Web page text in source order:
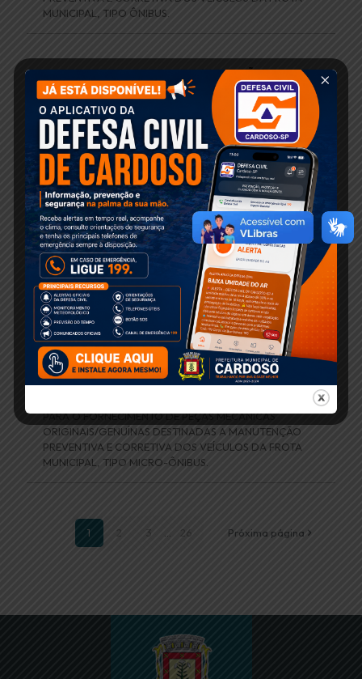
MUNICIPAL, TIPO ÔNIBUS.
Pregão Presencial Nº 058/2025 (SUSPENSÃO)
AVISO DE SUSPENSÃO Comunicamos a SUSPENSÃO da
Licitação modalidade PREGÃO PRESENCIAL DE
REGISTRO DE PREÇOS Nº 058/2025 – PROCESSO Nº
127/2025 – com data de realização[…]
Pregão Presencial Nº 055/2025 (RERRATIFICADO –
SUSPENSO)
OBJETO: CONTRATAÇÃO DE EMPRESA PARA
PRESTAÇÃO DE SERVIÇOS DE MANUTENÇÃO
PREVENTIVA E CORRETIVA DE MECANICA, ELÉTRICA,
SISTEMAS DE FREIO E SUSPENSÃO, TROCA DE ÓLEO,
FUNILARIA, TAPEÇARIA[…]
Pregão Presencial Nº 059/2025
PARA O FORNECIMENTO DE PEÇAS MECÂNICAS
ORIGINAIS/GENUÍNAS DESTINADAS A MANUTENÇÃO
PREVENTIVA E CORRETIVA DOS VEÍCULOS DA FROTA
MUNICIPAL, TIPO MICRO-ÔNIBUS.
1 2 3 ... 26 Próxima página